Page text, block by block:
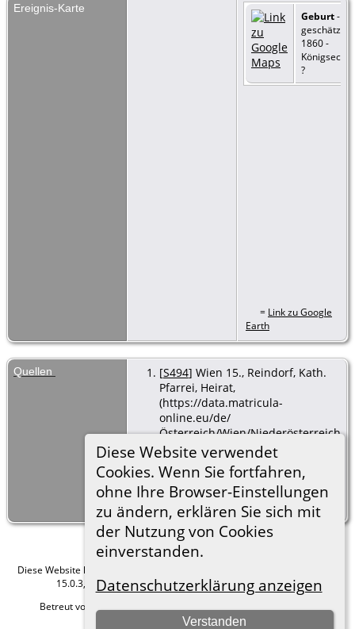
Diese Website verwendet
Cookies. Wenn Sie fortfahren,
ohne Ihre Browser-Einstellungen
zu ändern, erklären Sie sich mit
der Nutzung von Cookies
einverstanden.
Datenschutzerklärung anzeigen
Verstanden
Ereignis-Karte
Geburt-
geschätzt
1860 -
Königseck
?
= Link zu Google
Earth
Quellen [S494] Wien 15., Reindorf, Kath.
Pfarrei, Heirat,
(https://data.matricula-
online.eu/de/
Österreich/Wien/Niederösterreich
(Osten): Rk./ Erzdiözese Wien/), 8
Mrz 2022, Sign. 02-44, 02-
Trauung-0013.
Heirat Ludwig Luksch und
Karolina Pokorný
Diese Website läuft mit
15.0.3, programmiert von Darrin Lythgoe © 2001-2026.
Betreut von